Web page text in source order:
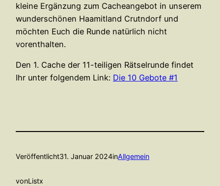
kleine Ergänzung zum Cacheangebot in unserem
wunderschönen Haamitland Crutndorf und
möchten Euch die Runde natürlich nicht
vorenthalten.
Den 1. Cache der 11-teiligen Rätselrunde findet
Ihr unter folgendem Link: Die 10 Gebote #1
Veröffentlicht31. Januar 2024inAllgemein
vonListx